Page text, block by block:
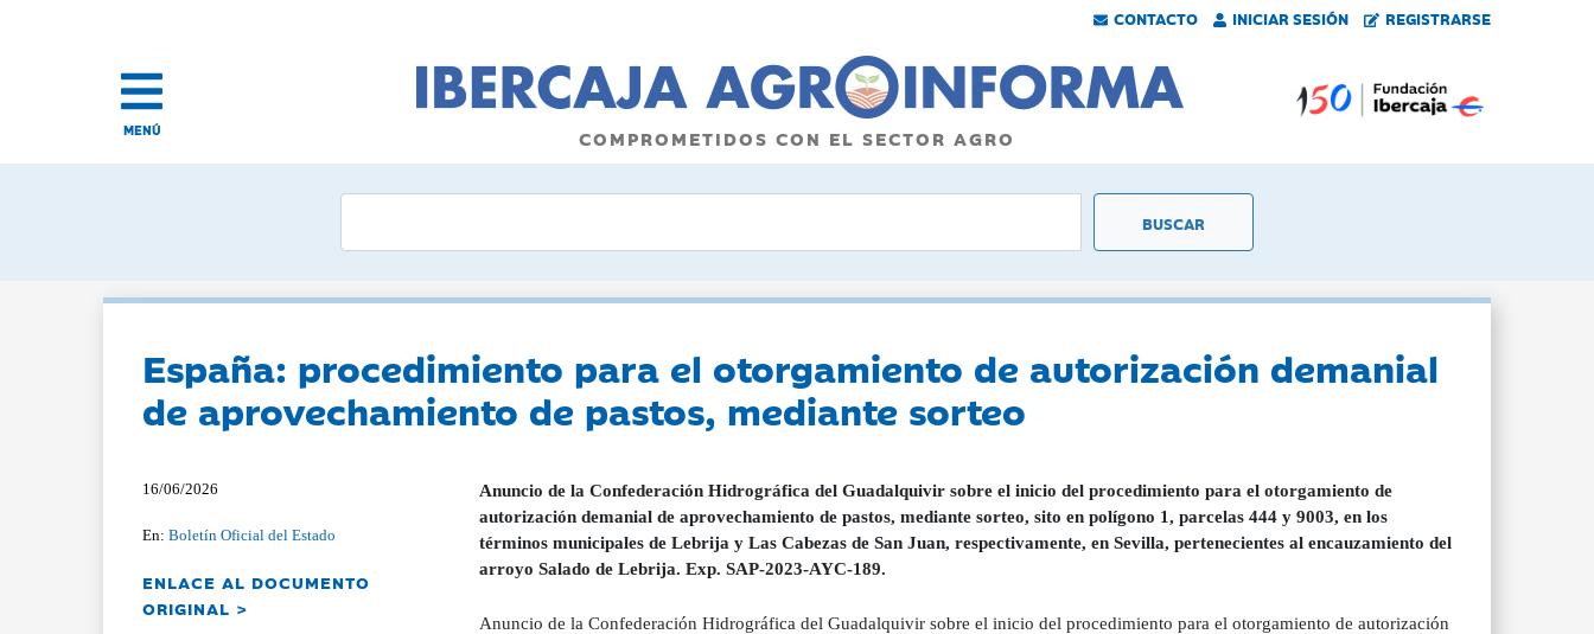
CONTACTO INICIAR SESIÓN REGISTRARSE
MENÚ COMPROMETIDOS CON EL SECTOR AGRO
España: procedimiento para el otorgamiento de autorización demanial
de aprovechamiento de pastos, mediante sorteo
16/06/2026
En:Boletín Oficial del Estado
ENLACE AL DOCUMENTO
ORIGINAL >
Anuncio de la Confederación Hidrográfica del Guadalquivir sobre el inicio del procedimiento para el otorgamiento de
autorización demanial de aprovechamiento de pastos, mediante sorteo, sito en polígono 1, parcelas 444 y 9003, en los
términos municipales de Lebrija y Las Cabezas de San Juan, respectivamente, en Sevilla, pertenecientes al encauzamiento del
arroyo Salado de Lebrija. Exp. SAP-2023-AYC-189.
Anuncio de la Confederación Hidrográfica del Guadalquivir sobre el inicio del procedimiento para el otorgamiento de autorización